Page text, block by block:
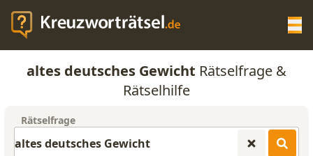
KREUZWORTRÄTSEL-HILFE
altes deutsches Gewicht Rätselfrage &
Rätselhilfe
Rätselfrage